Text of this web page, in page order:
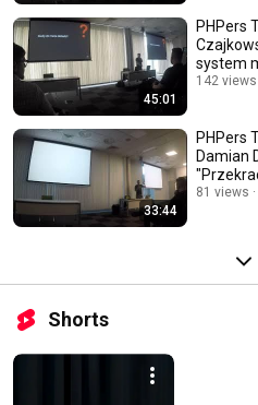
45:01
PHPers
system
142 views
33:44
PHPers
Damian
81 views
Shorts